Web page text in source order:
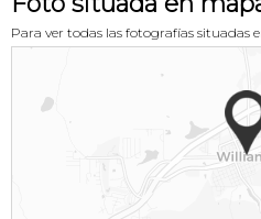
Para ver todas las fotografías situadas